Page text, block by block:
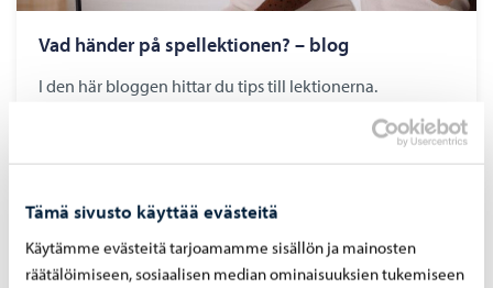
Tämä sivusto käyttää evästeitä
Käytämme evästeitä tarjoamamme sisällön ja mainosten
räätälöimiseen, sosiaalisen median ominaisuuksien tukemiseen
Vad händer på spellektionen? – blog
I den här bloggen hittar du tips till lektionerna.